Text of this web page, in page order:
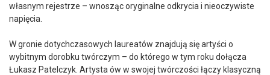
własnym rejestrze – wnosząc oryginalne odkrycia i nieoczywiste
napięcia.
W gronie dotychczasowych laureatów znajdują się artyści o
wybitnym dorobku twórczym – do którego w tym roku dołącza
Łukasz Patelczyk. Artysta ów w swojej twórczości łączy klasyczną